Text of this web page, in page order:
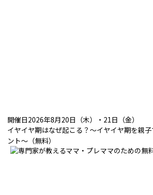
開催日2026年8月20日（木）・21日（金）
イヤイヤ期はなぜ起こる？～イヤイヤ期を親
ント～（無料）